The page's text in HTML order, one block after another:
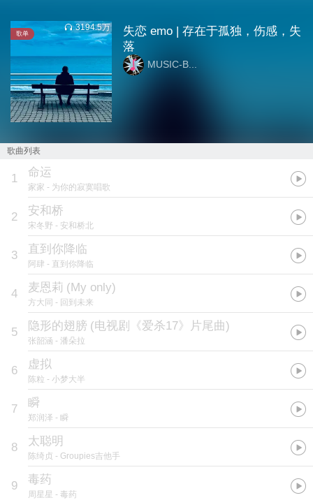
歌单
3194.5万
失恋 emo | 存在于孤独，伤感，失
落
MUSIC-B...
歌曲列表
1 命运
家家 - 为你的寂寞唱歌
2 安和桥
宋冬野 - 安和桥北
3 直到你降临
阿肆 - 直到你降临
4 麦恩莉 (My only)
方大同 - 回到未来
5 隐形的翅膀 (电视剧《爱杀17》片尾曲)
张韶涵 - 潘朵拉
6 虚拟
陈粒 - 小梦大半
7 瞬
郑润泽 - 瞬
8 太聪明
陈绮贞 - Groupies吉他手
9 毒药
周星星 - 毒药